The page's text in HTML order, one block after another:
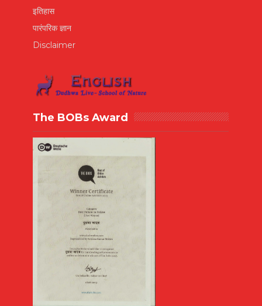
इतिहास
पारंपरिक ज्ञान
Disclaimer
The BOBs Award